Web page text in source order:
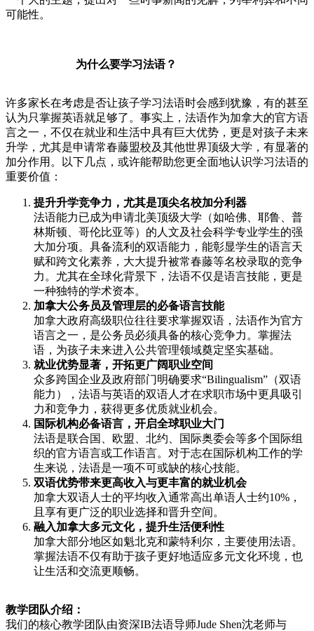
可能性。
为什么要学习法语？
许多家长在考虑是否让孩子学习法语时会感到犹豫，有的甚至
认为只掌握英语就足够了。事实上，法语作为加拿大的官方语
言之一，不仅在就业和生活中具有巨大优势，更是对孩子未来
升学，尤其是申请常春藤盟校及其他世界顶级大学，有显著的
加分作用。以下几点，或许能帮助您更全面地认识学习法语的
重要价值：
提升升学竞争力，尤其是顶尖名校加分利器
法语能力已成为申请北美顶级大学（如哈佛、耶鲁、普
林斯顿、哥伦比亚等）的人文及社会科学专业学生的强
大加分项。具备流利的双语能力，能彰显学生的语言天
赋和跨文化素养，大大提升被常春藤等名校录取的竞争
力。尤其在全球化背景下，法语不仅是语言技能，更是
一种独特的学术资本。
加拿大公务员及管理层的必备语言技能
加拿大政府高级职位往往要求掌握双语，法语作为官方
语言之一，是公务员必须具备的核心竞争力。掌握法
语，为孩子未来进入公共管理领域奠定坚实基础。
就业优势显著，开拓更广阔职业空间
众多跨国企业及政府部门明确要求“Bilingualism”（双语
能力），法语与英语的双语人才在求职市场中更具吸引
力和竞争力，获得更多优质就业机会。
国际机构必备语言，开启全球职业大门
法语是联合国、欧盟、北约、国际奥委会等多个国际组
织的官方语言或工作语言。对于志在国际机构工作的学
生来说，法语是一项不可或缺的核心技能。
双语优势带来更高收入与更丰富的就业机会
加拿大双语人士的平均收入通常高出单语人士约10%，
且享有更广泛的职业选择和晋升空间。
融入加拿大多元文化，提升生活便利性
加拿大部分地区如魁北克和蒙特利尔，主要使用法语。
掌握法语不仅有助于孩子更好地适应多元文化环境，也
让生活和交流更顺畅。
教学团队介绍：
我们的核心教学团队由资深IB法语导师Jude Shen沈老师与